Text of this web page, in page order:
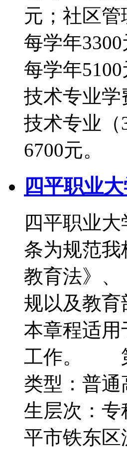
元；社区
每学年
每学年
技术专业学
技术专业（
6700元。
四平职业
四平职业
条为规范
教育法》
规以及教
本章程适
工作。
类型：普
生层次：
平市铁东